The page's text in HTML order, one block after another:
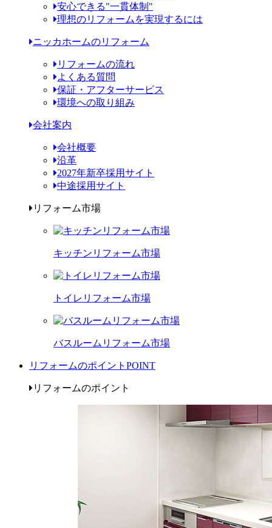
安心できる"一貫体制"
理想のリフォームを実現するには
ニッカホームのリフォーム
リフォームの流れ
よくある質問
保証・アフターサービス
環境への取り組み
会社案内
会社概要
沿革
2027年新卒採用サイト
中途採用サイト
リフォーム市場
キッチンリフォーム市場
トイレリフォーム市場
バスルームリフォーム市場
リフォームのポイント POINT
リフォームのポイント